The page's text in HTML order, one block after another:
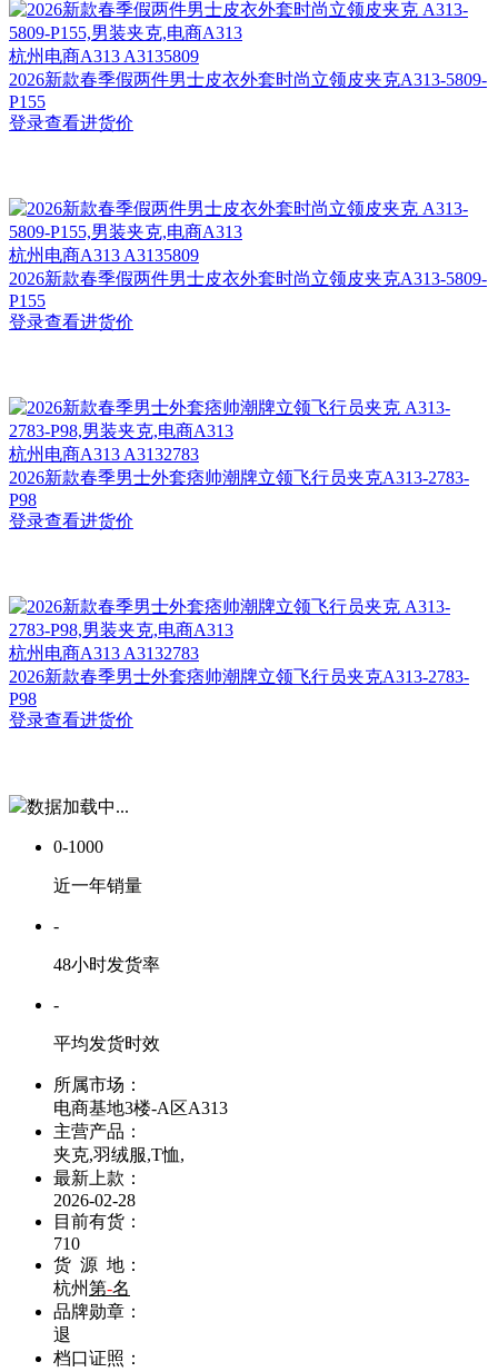
杭州 电商A313 A3135809
2026新款春季假两件男士皮衣外套时尚立领皮夹克A313-5809-
P155
登录查看进货价
杭州 电商A313 A3135809
2026新款春季假两件男士皮衣外套时尚立领皮夹克A313-5809-
P155
登录查看进货价
杭州 电商A313 A3132783
2026新款春季男士外套痞帅潮牌立领飞行员夹克A313-2783-
P98
登录查看进货价
杭州 电商A313 A3132783
2026新款春季男士外套痞帅潮牌立领飞行员夹克A313-2783-
P98
登录查看进货价
数据加载中...
0-1000
近一年销量
-
48小时发货率
-
平均发货时效
所属市场：
电商基地3楼-A区A313
主营产品：
夹克,羽绒服,T恤,
最新上款：
2026-02-28
目前有货：
710
货 源 地：
杭州第-名
品牌勋章：
退
档口证照：